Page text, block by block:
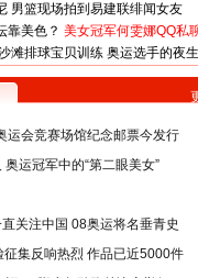
男篮现场拍到易建联绯闻女友
靠美色？ 美女冠军何雯娜QQ私
滩排球宝贝训练 奥运选手的夜
运会竞赛场馆纪念邮票今发行
运冠军中的“第二眼美女”
关注中国 08奥运将名垂青史
集反响热烈 作品已近5000件